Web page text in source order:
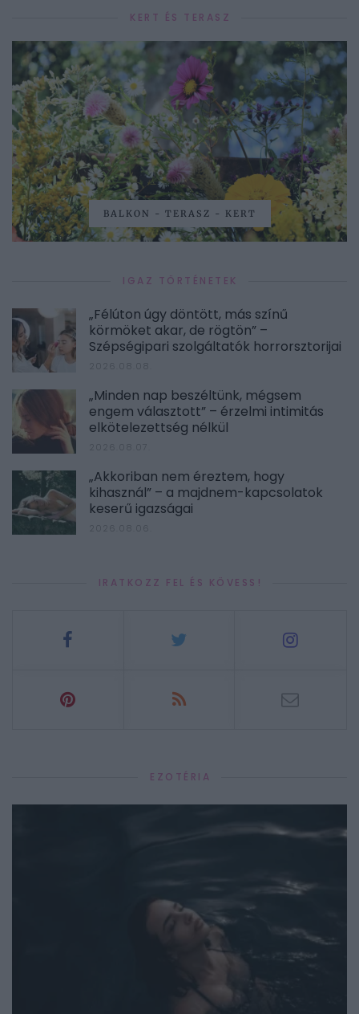
KERT ÉS TERASZ
BALKON - TERASZ - KERT
IGAZ TÖRTÉNETEK
„Félúton úgy döntött, más színű
körmöket akar, de rögtön” –
Szépségipari szolgáltatók horrorsztorijai
„Minden nap beszéltünk, mégsem
engem választott” – érzelmi intimitás
elkötelezettség nélkül
2026.08.07.
„Akkoriban nem éreztem, hogy
kihasznál” – a majdnem-kapcsolatok
keserű igazságai
IRATKOZZ FEL ÉS KÖVESS!
EZOTÉRIA